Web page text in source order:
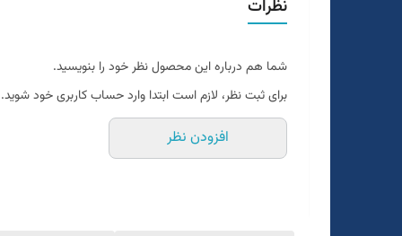
قواره اسلیم فیت و اندامی
رنگ بندی داره
رنگ طوسی روشن
یک الی دو درجه تفاوت رنگ درنظر گرفته شود
برای تعیین سایز به واتساپ پیام بدید
نظرات
شما هم درباره این محصول نظر خود را بنویسید.
برای ثبت نظر، لازم است ابتدا وارد حساب کاربری خود شوید.
افزودن نظر